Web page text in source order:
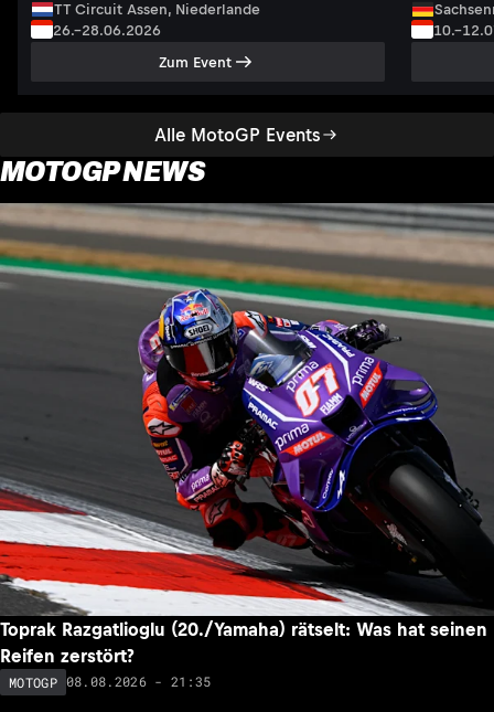
Alle MotoGP Events
TT Circuit Assen, Niederlande
26.–28.06.2026
Zum Event
MOTOGP NEWS
Toprak Razgatlioglu (20./Yamaha) rätselt: Was hat seinen
Reifen zerstört?
MOTOGP 08.08.2026 - 21:35